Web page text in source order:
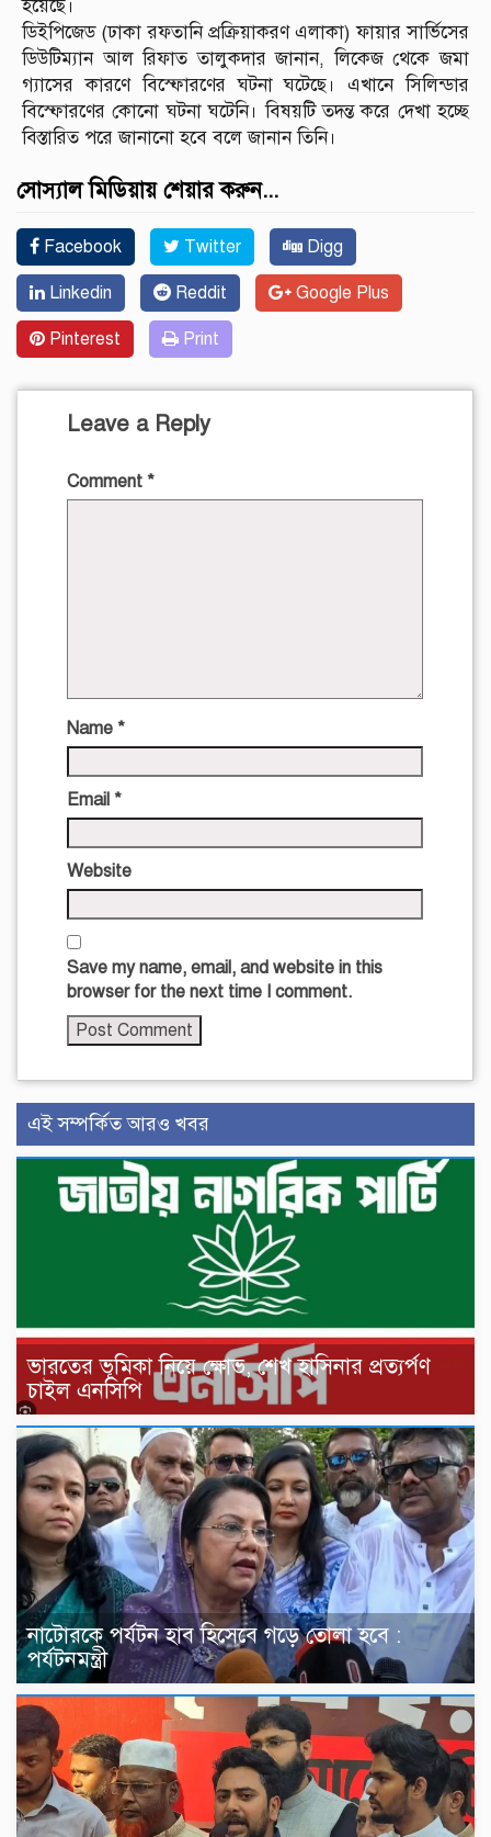
হয়েছে।
ডিইপিজেড (ঢাকা রফতানি প্রক্রিয়াকরণ এলাকা) ফায়ার সার্ভিসের
ডিউটিম্যান আল রিফাত তালুকদার জানান, লিকেজ থেকে জমা
গ্যাসের কারণে বিস্ফোরণের ঘটনা ঘটেছে। এখানে সিলিন্ডার
বিস্ফোরণের কোনো ঘটনা ঘটেনি। বিষয়টি তদন্ত করে দেখা হচ্ছে
বিস্তারিত পরে জানানো হবে বলে জানান তিনি।
সোস্যাল মিডিয়ায় শেয়ার করুন...
Facebook Twitter Digg
Linkedin Reddit Google Plus
Pinterest Print
Leave a Reply
Comment *
Name *
Email *
Website
Save my name, email, and website in this
browser for the next time I comment.
এই সম্পর্কিত আরও খবর
ভারতের ভূমিকা নিয়ে ক্ষোভ, শেখ হাসিনার প্রত্যর্পণ
চাইল এনসিপি
নাটোরকে পর্যটন হাব হিসেবে গড়ে তোলা হবে :
পর্যটনমন্ত্রী